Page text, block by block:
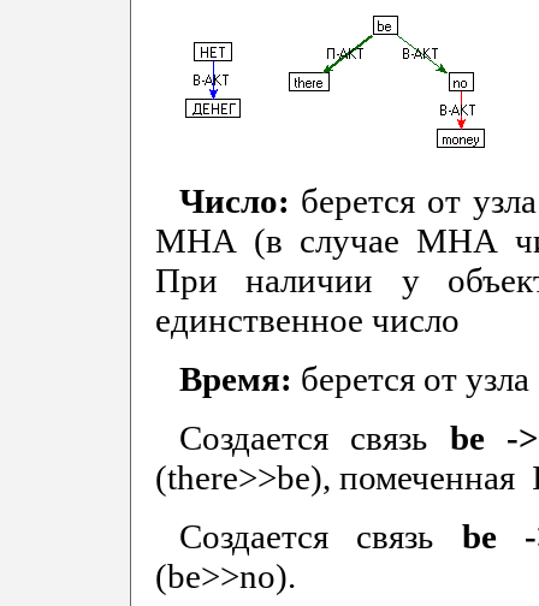
Число: берется от
МНА (в случае МНА
При наличии у
единственное число
Время: берется от
Создается связь be
(there>>be), помеченная
Создается связь be
(be>>no).